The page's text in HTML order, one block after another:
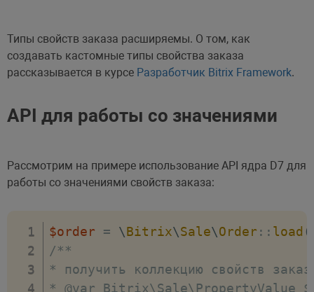
Типы свойств заказа расширяемы. О том, как
создавать кастомные типы свойства заказа
рассказывается в курсе Разработчик Bitrix Framework.
API для работы со значениями
Рассмотрим на примере использование API ядра D7 для
работы со значениями свойств заказа:
$order = \Bitrix\Sale\Order :: load (
/**
* получить коллекцию свойств
* @var Bitrix\Sale\PropertyValue